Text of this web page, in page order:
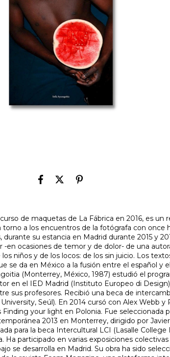
de maquetas de La Fábrica en 2016, es un
torno a los encuentros de la fotógrafa con once
durante su estancia en Madrid durante 2015 y
-en ocasiones de temor y de dolor- de una
niños y de los locos: de los sin juicio. Los
se da en México a la fusión entre el español y
(Monterrey, México, 1987) estudió el
en el IED Madrid (Instituto Europeo di
sus profesores. Recibió una beca de
Seúl). En 2014 cursó con Alex Webb y
your light en Polonia. Fue seleccionada
2013 en Monterrey, dirigido por
para la beca Intercultural LCI (Lasalle College
Ha participado en varias exposiciones
se desarrolla en Madrid. Su obra ha sido